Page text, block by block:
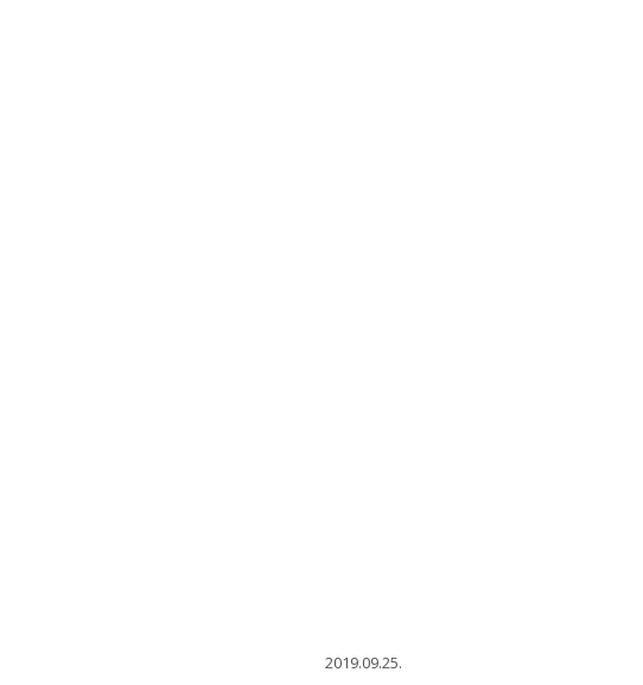
2019.09.25.